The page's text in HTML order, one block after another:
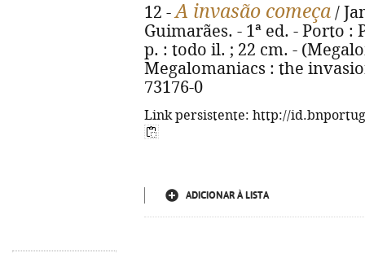
12 -A invasão começa /
Guimarães. - 1ª ed. - Porto :
p. : todo il. ; 22 cm. -
Megalomaniacs : the
73176-0
Link persistente: http://
ADICIONAR À LISTA